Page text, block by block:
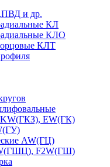
и др.
КЛ
КЛО
КЛТ
KW(ГКЗ), EW(ГК)
AW(ГЦ)
F2W(ГШ)